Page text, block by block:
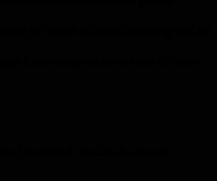
kvarova na sistemskom softveru .